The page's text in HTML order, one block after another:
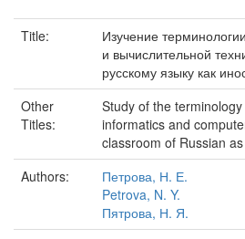
Title:
Изучение
и вычислительной
русскому языку как
Other
Titles:
Study of the
informatics and
classroom of Russian
Authors:
Петрова, Н. Е.
Petrova, N. Y.
Пятрова, Н. Я.